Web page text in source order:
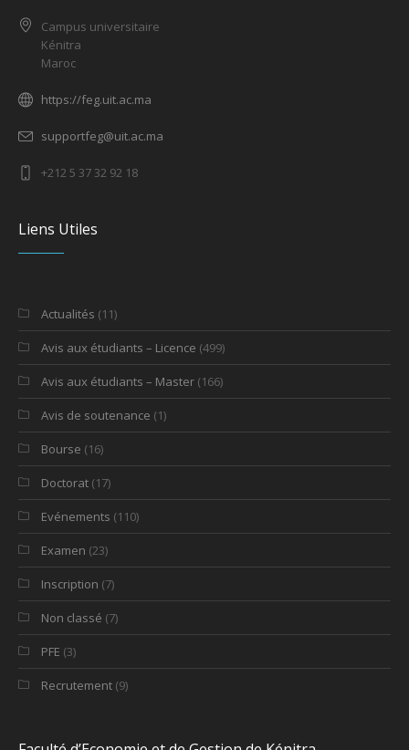
Campus universitaire
Kénitra
Maroc
https://feg.uit.ac.ma
supportfeg@uit.ac.ma
+212 5 37 32 92 18
Liens Utiles
Actualités (11)
Avis aux étudiants – Licence (499)
Avis aux étudiants – Master (166)
Avis de soutenance (1)
Bourse (16)
Doctorat (17)
Evénements (110)
Examen (23)
Inscription (7)
Non classé (7)
PFE (3)
Recrutement (9)